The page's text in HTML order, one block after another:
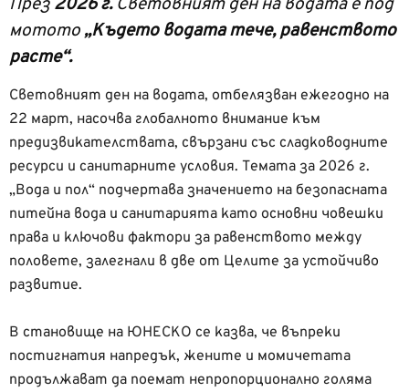
През 2026 г.Световният ден на водата е под
мотото„Където водата тече, равенството
расте“.
Световният ден на водата, отбелязван ежегодно на
22 март, насочва глобалното внимание към
предизвикателствата, свързани със сладководните
ресурси и санитарните условия. Темата за 2026 г.
„Вода и пол“ подчертава значението на безопасната
питейна вода и санитарията като основни човешки
права и ключови фактори за равенството между
половете, залегнали в две от Целите за устойчиво
развитие.
В становище на ЮНЕСКО се казва, че въпреки
постигнатия напредък, жените и момичетата
продължават да поемат непропорционално голяма